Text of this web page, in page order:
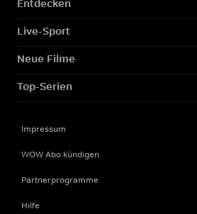
Entdecken
Live-Sport
Neue Filme
Top-Serien
Impressum
WOW Abo kündigen
Partnerprogramme
Hilfe